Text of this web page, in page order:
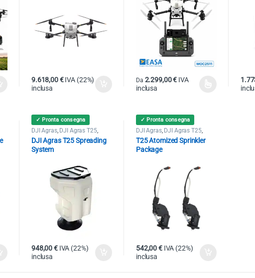
9.618,00€ IVA (22%)
inclusa
Da 2.299,00€ IVA
inclusa
Questo prodotto ha più varianti. Le
✓ Pronta consegna
DJI Agras, DJI Agras T25,
Droni
DJI Agras T25 Spreading
System
948,00€ IVA (22%)
inclusa
✓ Pronta consegna
DJI Agras, DJI Agras T25,
Droni
T25 Atomized Sprinkler
Package
542,00€ IVA (22%)
inclusa